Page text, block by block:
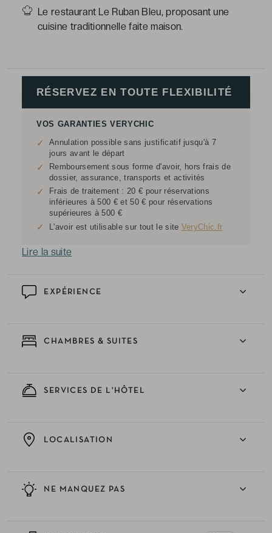
Le restaurant Le Ruban Bleu, proposant une
cuisine traditionnelle faite maison.
EXPÉRIENCE
CHAMBRES & SUITES
SERVICES DE L'HÔTEL
NE MANQUEZ PAS
LOCALISATION
RÉSERVEZ EN TOUTE FLEXIBILITÉ
VOS GARANTIES VERYCHIC
✓
Annulation possible sans justificatif jusqu'à 7
jours avant le départ
✓
Remboursement sous forme d'avoir, hors frais de
dossier, assurance, transports et activités
✓
Frais de traitement : 20 € pour réservations
inférieures à 500 € et 50 € pour réservations
supérieures à 500 €
✓ L'avoir est utilisable sur tout le site VeryChic.fr
Lire la suite